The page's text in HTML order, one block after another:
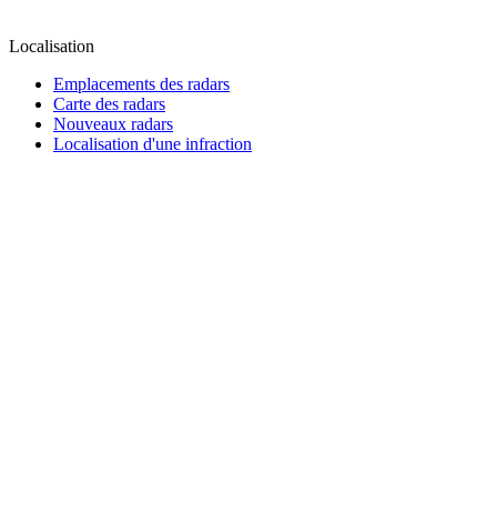
Localisation
Emplacements des radars
Carte des radars
Nouveaux radars
Localisation d'une infraction